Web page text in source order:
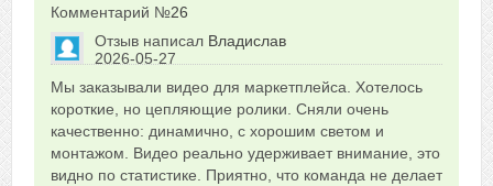
Комментарий №26
Отзыв написал Владислав
2026-05-27
0
Сказать друзьям об отзыве
Мы заказывали видео для маркетплейса. Хотелось
короткие, но цепляющие ролики. Сняли очень
качественно: динамично, с хорошим светом и
монтажом. Видео реально удерживает внимание, это
видно по статистике. Приятно, что команда не делает